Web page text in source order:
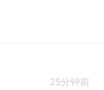
25分钟前